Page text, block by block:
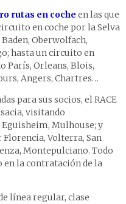
rutas en coche en las que
en coche por la Selva
Oberwolfach,
hasta un circuito en
París, Orleans, Blois,
Angers, Chartres…
para sus socios, el RACE
visitando
Mulhouse; y
Florencia, Volterra, San
Montepulciano. Todo
en la contratación de la
línea regular, clase